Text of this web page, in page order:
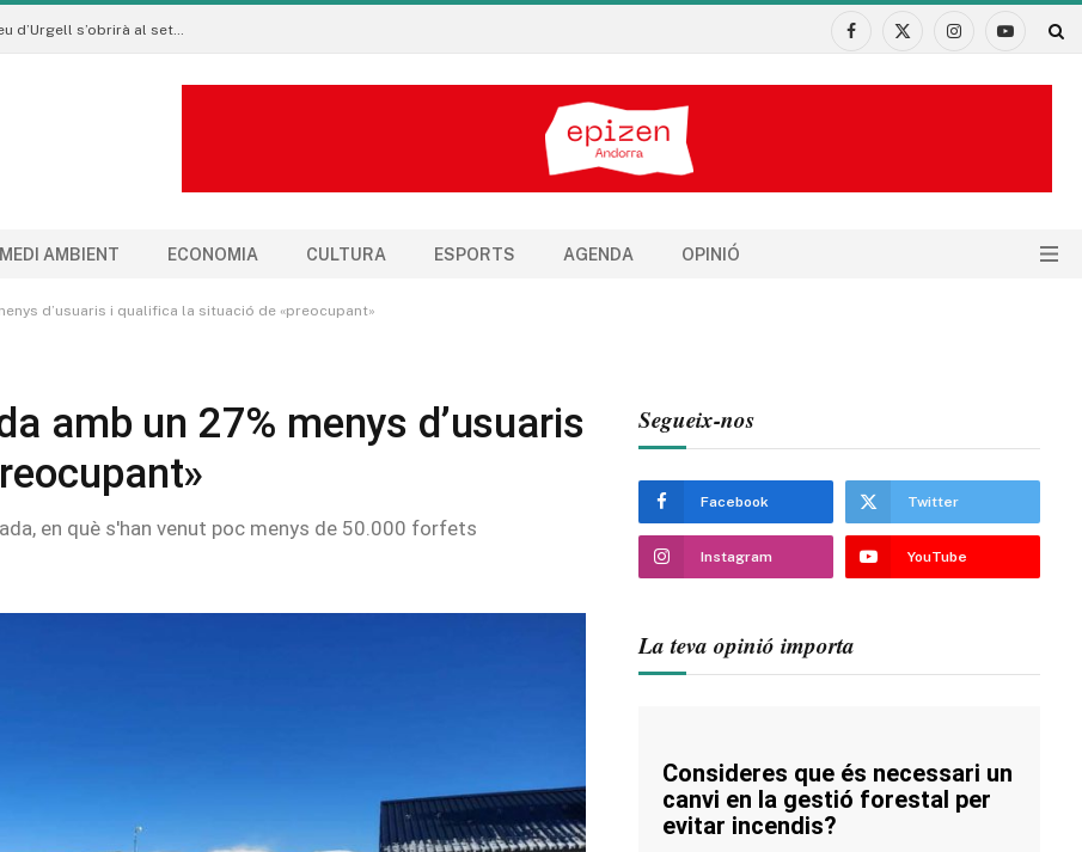
Les subvencions per als clubs esportius de la Seu d’Urgell s’obrirà al setembre
Facebook
X
InstagramYouTube
MEDI AMBIENT ECONOMIA CULTURA ESPORTS AGENDA OPINIÓ
d’usuaris i qualifica la situació de «preocupant»
amb un 27% menys d’usuaris
en què s'han venut poc menys de 50.000 forfets
Segueix-nos
Facebook Twitter
Instagram YouTube
La teva opinió importa
Consideres que és necessari un
canvi en la gestió forestal per
evitar incendis?